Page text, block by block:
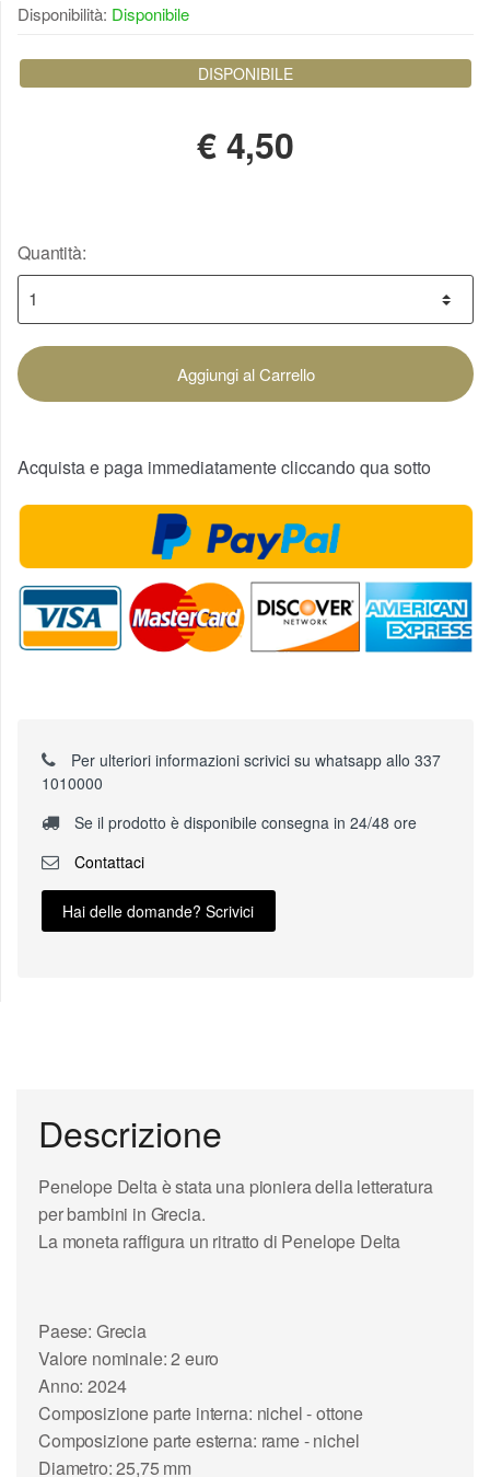
Disponibilità: Disponibile
DISPONIBILE
€4,50
Quantità:
Aggiungi al Carrello
Acquista e paga immediatamente cliccando qua sotto
Per ulteriori informazioni scrivici su whatsapp allo 337
1010000
Se il prodotto è disponibile consegna in 24/48 ore
Contattaci
Hai delle domande? Scrivici
Descrizione
Penelope Delta è stata una pioniera della letteratura
per bambini in Grecia.
La moneta raffigura un ritratto di Penelope Delta
Paese: Grecia
Valore nominale: 2 euro
Anno: 2024
Composizione parte interna: nichel - ottone
Composizione parte esterna: rame - nichel
Diametro: 25,75 mm